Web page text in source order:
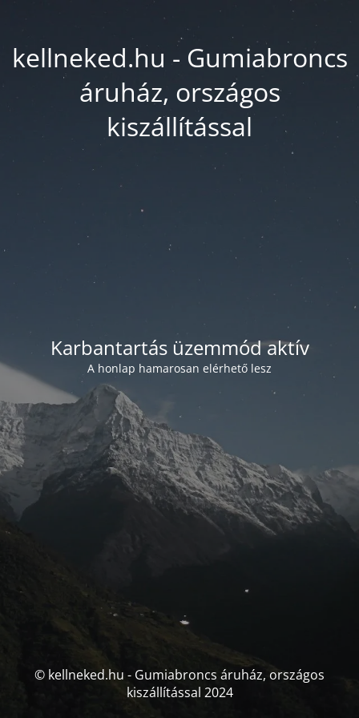
kellneked.hu - Gumiabroncs
áruház, országos
kiszállítással
Karbantartás üzemmód aktív
A honlap hamarosan elérhető lesz
© kellneked.hu - Gumiabroncs áruház, országos
kiszállítással 2024